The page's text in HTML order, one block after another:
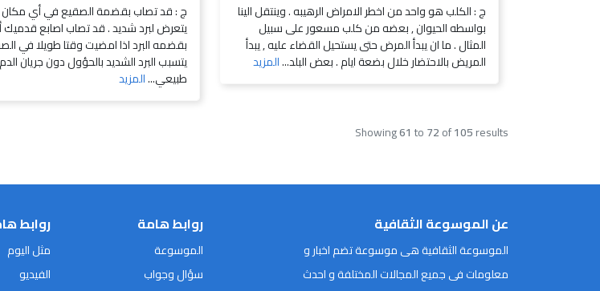
ج : الكلب هو واحد من اخطر الامراض الرهيبه . وينتقل الينا
بواسطه الحيوان , بعضه من كلب مسعور على سبيل
المثال . ما ان يبدأ المرض حتى يستحيل القضاء عليه , يبدأ
المريض بالاحتضار خلال بضعة ايام . بعض البلد...المزيد
ج : قد تصاب بقضمة الصقيع في أي
يتعرض لبرد شديد . قد تصاب اصابع قدميك
بقضمه البرد اذا امضيت وقتا طويلا في
يتسبب البرد الشديد بالحؤول دون جريان
طبيعي...المزيد
Showing61 to72of105results
عن الموسوعة الثقافية
الموسوعة الثقافية هى موسوعة تضم اخبار و
معلومات فى جميع المجالات المختلفة و احدث
روابط هامة
الموسوعة
سؤال وجواب
روابط
مثل اليوم
الفيديو